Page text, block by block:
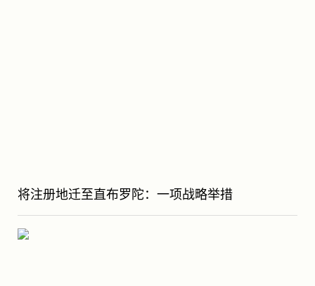
将注册地迁至直布罗陀：一项战略举措